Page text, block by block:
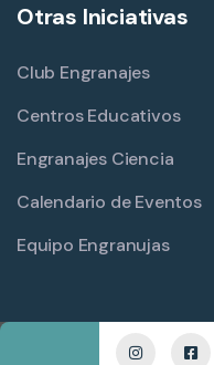
Otras Iniciativas
Club Engranajes
Centros Educativos
Engranajes Ciencia
Calendario de Eventos
Equipo Engranujas